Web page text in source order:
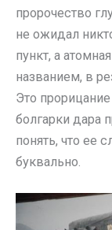
пророчество
не ожидал
пункт, а
названием, в
Это
болгарки дара
понять, что ее
буквально.